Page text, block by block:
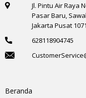
Jl. Pintu Air Raya
Pasar Baru,
Jakarta Pusat
628118904745
Beranda